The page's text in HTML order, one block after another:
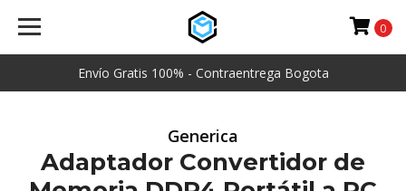
Envío Gratis 100% - Contraentrega Bogota
0
Generica
Adaptador Convertidor de